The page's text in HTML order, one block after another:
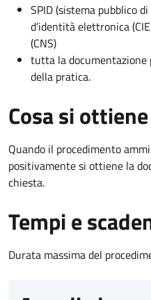
SPID (sistema pubblico
d’identità elettronica
(CNS)
tutta la documentazione
della pratica.
Cosa si ottiene
Quando il procedimento
positivamente si ottiene la
chiesta.
Tempi e
Durata massima del